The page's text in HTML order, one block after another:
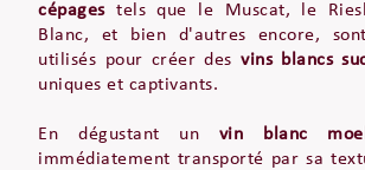
cépagestels que le Muscat, le
Blanc, et bien d'autres encore,
utilisés pour créer des vins blancs
uniques et captivants.
En dégustant un vin blanc
immédiatement transporté par sa